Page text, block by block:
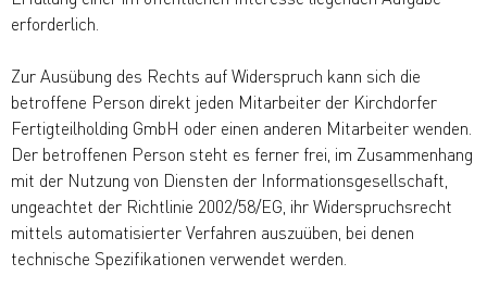
erforderlich.
Zur Ausübung des Rechts auf Widerspruch kann sich die
betroffene Person direkt jeden Mitarbeiter der Kirchdorfer
Fertigteilholding GmbH oder einen anderen Mitarbeiter wenden.
Der betroffenen Person steht es ferner frei, im Zusammenhang
mit der Nutzung von Diensten der Informationsgesellschaft,
ungeachtet der Richtlinie 2002/58/EG, ihr Widerspruchsrecht
mittels automatisierter Verfahren auszuüben, bei denen
technische Spezifikationen verwendet werden.